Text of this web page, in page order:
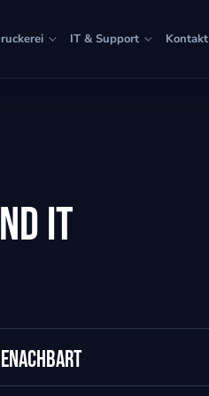
IT & Support Kontakt
IT